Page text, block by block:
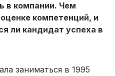
в компании. Чем
компетенций, и
ли кандидат успеха в
заниматься в 1995